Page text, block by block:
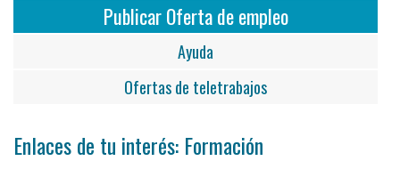
Publicar Oferta de empleo
Ayuda
Ofertas de teletrabajos
Enlaces de tu interés: Formación